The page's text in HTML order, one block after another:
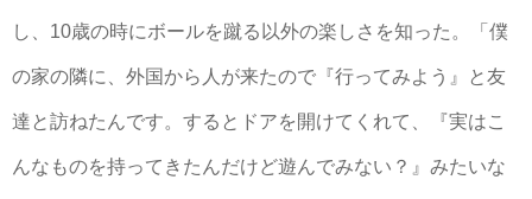
し、10歳の時にボールを蹴る以外の楽しさを知った。「僕
の家の隣に、外国から人が来たので『行ってみよう』と友
達と訪ねたんです。するとドアを開けてくれて、『実はこ
んなものを持ってきたんだけど遊んでみない？』みたいな